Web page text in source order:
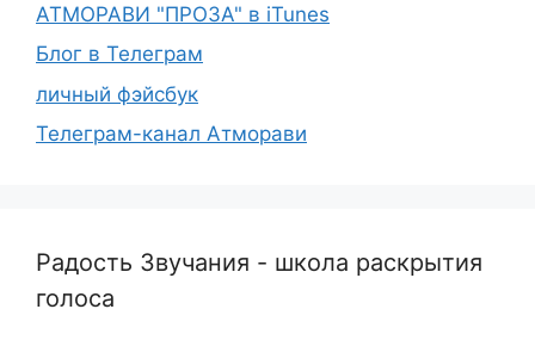
АТМОРАВИ "ПРОЗА" в iTunes
Блог в Телеграм
личный фэйсбук
Телеграм-канал Атморави
Радость Звучания - школа раскрытия
голоса